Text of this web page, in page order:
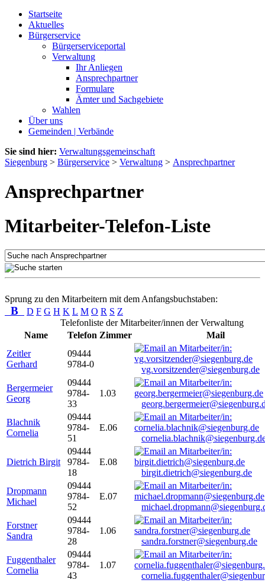
Startseite
Aktuelles
Bürgerservice
Bürgerserviceportal
Verwaltung
Ihr Anliegen
Ansprechpartner
Formulare
Ämter und Sachgebiete
Wahlen
Über uns
Gemeinden | Verbände
Sie sind hier: Verwaltungsgemeinschaft
Siegenburg > Bürgerservice > Verwaltung > Ansprechpartner
Ansprechpartner
Mitarbeiter-Telefon-Liste
Sprung zu den Mitarbeitern mit dem Anfangsbuchstaben:
B D F G H K L M O R S Z
Telefonliste der Mitarbeiter/innen der Verwaltung
Name
Telefon Zimmer
Mail
Zeitler
Gerhard
09444
9784-0
vg.vorsitzender@siegenburg.de
Bergermeier
Georg
09444
9784-
33
1.03
Blachnik
Cornelia
09444
9784-
51
E.06
Dietrich Birgit
09444
9784-
18
E.08
birgit.dietrich@siegenburg.de
Dropmann
Michael
09444
9784-
52
E.07
Forstner
Sandra
09444
9784-
28
1.06
sandra.forstner@siegenburg.de
Fuggenthaler
Cornelia
09444
9784-
43
1.07